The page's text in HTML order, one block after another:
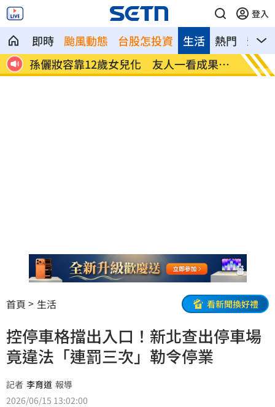
登入
即時 颱風動態 台股怎投資 熱門 影音
生活
孫儷妝容靠12歲女兒化 友人一看成果驚
呆
關聖
首頁 生活 看新聞換好禮
控停車格擋出入口！新北查出停車場
竟違法「連罰三次」勒令停業
記者 李育道 報導
2026/06/15 13:02:00